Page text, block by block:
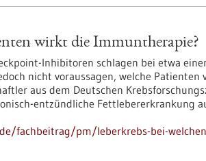
wirkt die Immuntherapie?
Inhibitoren schlagen bei etwa
nicht voraussagen, welche Patienten
aus dem Deutschen
entzündliche Fettlebererkrankung
fachbeitrag/pm/leberkrebs-bei-